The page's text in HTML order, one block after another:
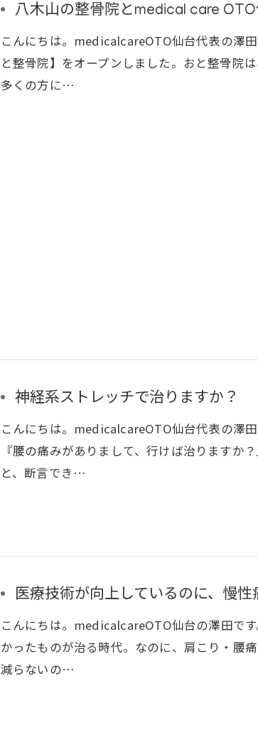
八木山の整骨院とmedical care
こんにちは。medicalcareOTO仙台代表の澤
と整骨院】をオープンしました。おと整骨院
多くの方に…
神経系ストレッチで治りますか？
こんにちは。medicalcareOTO仙台代表の澤
『腰の痛みがありまして、行けば治りますか
と、断言でき…
医療技術が向上しているのに、慢性
こんにちは。medicalcareOTO仙台の澤田で
かったものが治る時代。なのに、肩こり・腰
減らないの…